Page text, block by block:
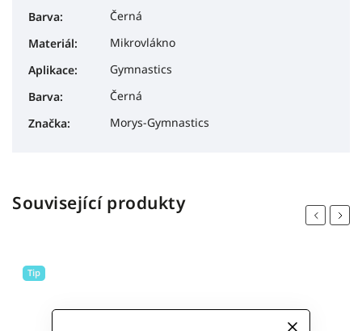
Barva:
Černá
Materiál:
Mikrovlákno
Aplikace:
Gymnastics
Barva:
Černá
Značka: Morys-Gymnastics
Související produkty
Previous
Tip
Next